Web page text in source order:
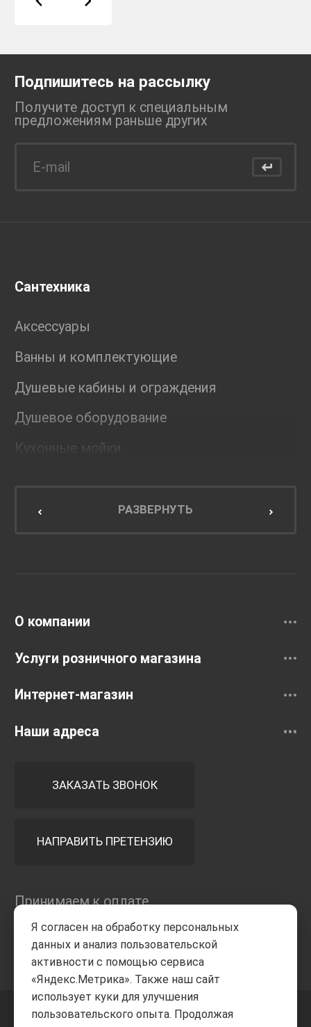
Подпишитесь на рассылку
Получите доступ к специальным
предложениям раньше других
Сантехника
Аксессуары
Ванны и комплектующие
Душевые кабины и ограждения
Душевое оборудование
Кухонные мойки
Мебель для кухниРАЗВЕРНУТЬ
О компании
Услуги розничного магазина
Интернет-магазин
Наши адреса
ЗАКАЗАТЬ ЗВОНОК
НАПРАВИТЬ ПРЕТЕНЗИЮ
Принимаем к оплате
Я согласен на обработку персональных
данных и анализ пользовательской
активности с помощью сервиса
«Яндекс.Метрика». Также наш сайт
использует куки для улучшения
пользовательского опыта. Продолжая